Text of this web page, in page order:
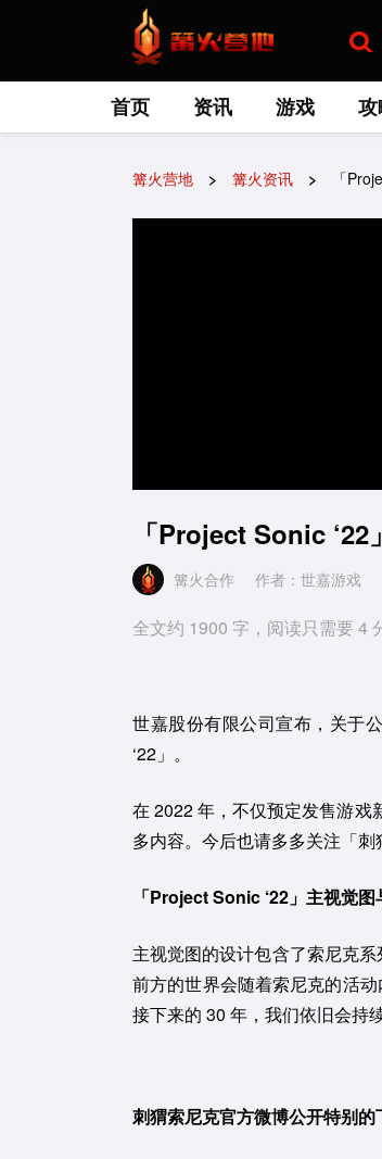
首页 资讯 游戏
篝火营地 篝火资讯 「
「Project Sonic ‘22
篝火合作 作者：世嘉游戏
全文约 1900 字，阅读只需要 4
世嘉股份有限公司宣布，关于
‘22」。
在 2022 年，不仅预定发售游戏
多内容。今后也请多多关注「刺
「Project Sonic ‘22」主视觉
主视觉图的设计包含了索尼克
前方的世界会随着索尼克的活
接下来的 30 年，我们依旧会持
刺猬索尼克官方微博公开特别的